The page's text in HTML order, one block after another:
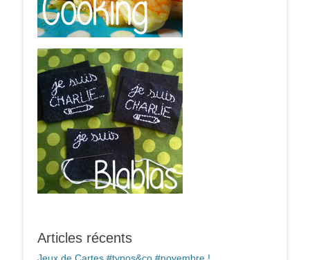
Articles récents
Jeux de Cartes #typos&co #novembre !